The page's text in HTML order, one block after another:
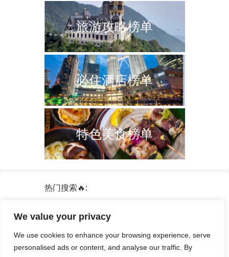
We value your privacy
We use cookies to enhance your browsing experience, serve
personalised ads or content, and analyse our traffic. By
旅游攻略榜单
必住酒店榜单
特色美食榜单
热门搜索🔥:
泰国
中国 火车票
签证
酒店